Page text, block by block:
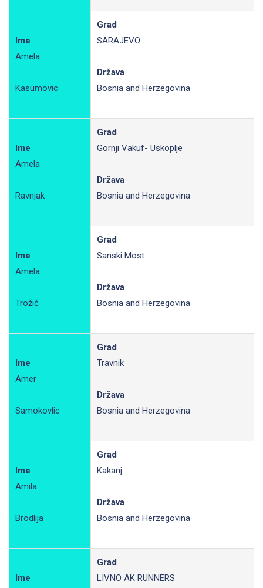
Ime
Amela
Kasumovic
Grad
SARAJEVO
Država
Bosnia and Herzegovina
Ime
Amela
Ravnjak
Grad
Gornji Vakuf- Uskoplje
Država
Bosnia and Herzegovina
Ime
Amela
Trožić
Grad
Sanski Most
Država
Bosnia and Herzegovina
Ime
Amer
Samokovlic
Grad
Travnik
Država
Bosnia and Herzegovina
Ime
Amila
Brodlija
Grad
Kakanj
Država
Bosnia and Herzegovina
Ime
Grad
LIVNO AK RUNNERS